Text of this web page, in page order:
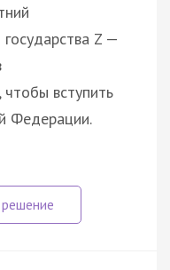
Z —
вступить
Федерации.